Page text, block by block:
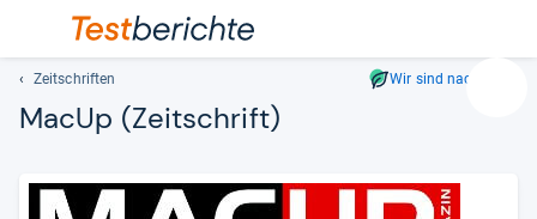
Zeitschriften Wir sind nachhaltig
MacUp (Zeitschrift)